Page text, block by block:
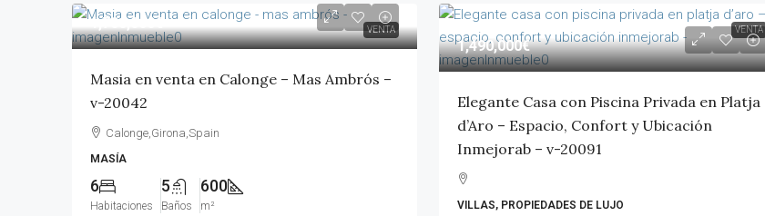
VENTA
1,700,000€
Masia en venta en Calonge – Mas Ambrós –
v-20042
Calonge,Girona,Spain
MASÍA
6
Habitaciones
5
Baños
600
m²
VENTA
1,490,000€
Elegante Casa con Piscina Privada en Platja
d’Aro – Espacio, Confort y Ubicación
Inmejorab – v-20091
VILLAS, PROPIEDADES DE LUJO